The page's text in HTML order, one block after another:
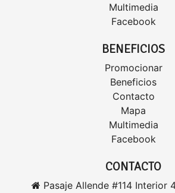
Multimedia
Facebook
BENEFICIOS
Promocionar
Beneficios
Contacto
Mapa
Multimedia
Facebook
CONTACTO
Pasaje Allende #114 Interior